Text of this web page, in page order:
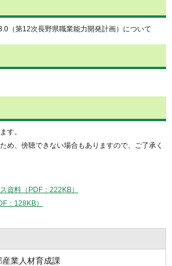
（第12次長野県職業能力開発計画）について
す。
め、傍聴できない場合もありますので、ご了承く
資料（PDF：222KB）
：128KB）
業人材育成課